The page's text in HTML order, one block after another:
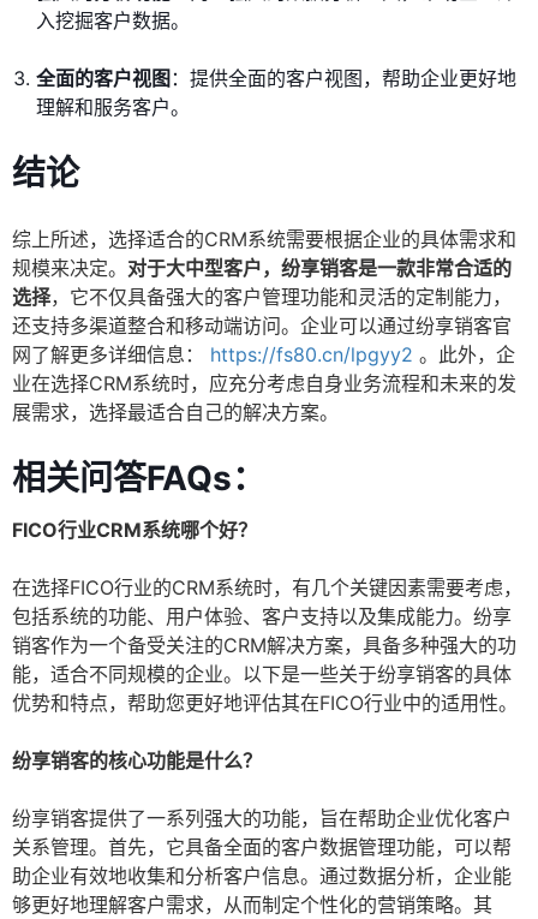
入挖掘客户数据。
全面的客户视图 ：提供全面的客户视图，帮助企业更好地
理解和服务客户。
结论
综上所述，选择适合的CRM系统需要根据企业的具体需求和
规模来决定。 对于大中型客户，纷享销客是一款非常合适的
选择，它不仅具备强大的客户管理功能和灵活的定制能力，
还支持多渠道整合和移动端访问。企业可以通过纷享销客官
网了解更多详细信息：
https://fs80.cn/lpgyy2 。此外，企
业在选择CRM系统时，应充分考虑自身业务流程和未来的发
展需求，选择最适合自己的解决方案。
相关问答FAQs：
FICO行业CRM系统哪个好？
在选择FICO行业的CRM系统时，有几个关键因素需要考虑，
包括系统的功能、用户体验、客户支持以及集成能力。纷享
销客作为一个备受关注的CRM解决方案，具备多种强大的功
能，适合不同规模的企业。以下是一些关于纷享销客的具体
优势和特点，帮助您更好地评估其在FICO行业中的适用性。
纷享销客的核心功能是什么？
纷享销客提供了一系列强大的功能，旨在帮助企业优化客户
关系管理。首先，它具备全面的客户数据管理功能，可以帮
助企业有效地收集和分析客户信息。通过数据分析，企业能
够更好地理解客户需求，从而制定个性化的营销策略。其